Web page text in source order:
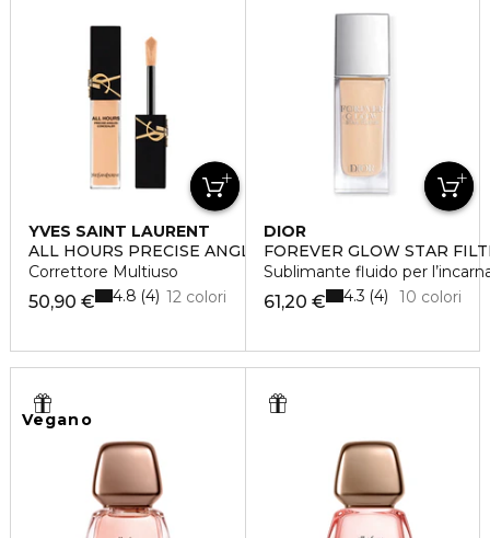
YVES SAINT LAURENT
ALL HOURS PRECISE ANGLES CONCEALER
Correttore Multiuso
50,90 € 12 colori
4.8 4
DIOR
FOREVER GLOW STAR
Sublimante fluido per
61,20 € 10 colori
4.3 4
Vegano